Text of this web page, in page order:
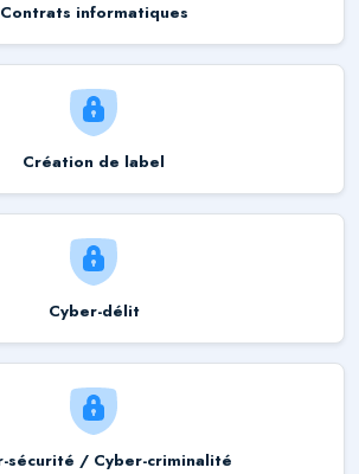
Contrats informatiques
Création de label
Cyber-délit
sécurité / Cyber-criminalité